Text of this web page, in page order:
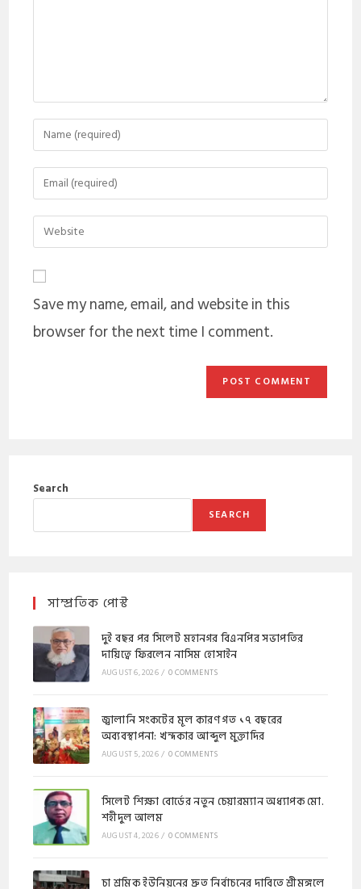
Save my name, email, and website in this
browser for the next time I comment.
Search
SEARCH
সাম্প্রতিক পোস্ট
দুই বছর পর সিলেট মহানগর বিএনপির সভাপতির
দায়িত্বে ফিরলেন নাসিম হোসাইন
AUGUST 6, 2026/ 0 COMMENTS
জ্বালানি সংকটের মূল কারণ গত ১৭ বছরের
অব্যবস্থাপনা: খন্দকার আব্দুল মুক্তাদির
AUGUST 5, 2026/ 0 COMMENTS
সিলেট শিক্ষা বোর্ডের নতুন চেয়ারম্যান অধ্যাপক মো.
শহীদুল আলম
AUGUST 4, 2026/ 0 COMMENTS
চা শ্রমিক ইউনিয়নের দ্রুত নির্বাচনের দাবিতে শ্রীমঙ্গলে